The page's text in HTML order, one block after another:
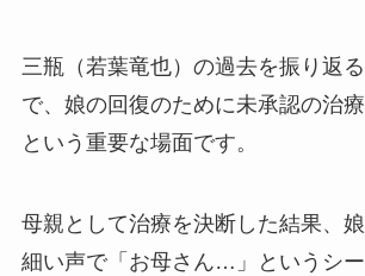
三瓶（若葉竜也）の過去を振り返
で、娘の回復のために未承認の治
という重要な場面です。
母親として治療を決断した結果、
細い声で「お母さん…」というシー